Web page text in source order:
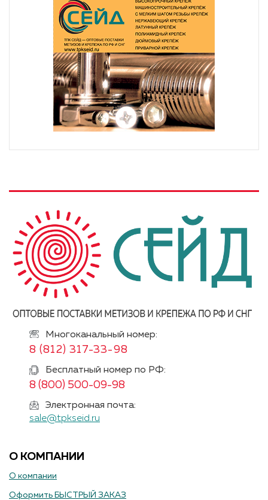
Многоканальный номер:
8 (812) 317-33-98
Бесплатный номер по РФ:
8 (800) 500-09-98
Электронная почта:
sale@tpkseid.ru
О КОМПАНИИ
О компании
Оформить БЫСТРЫЙ ЗАКАЗ